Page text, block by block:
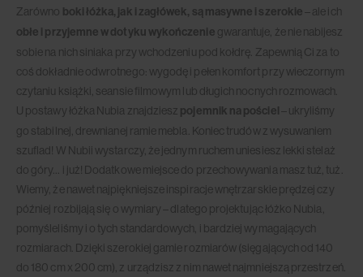
Zarówno boki łóżka, jak i zagłówek, są masywne i szerokie– ale ich
obłe i przyjemne w dotyku wykończenie gwarantuje, że nie nabijesz
sobie na nich siniaka przy wchodzeniu pod kołdrę. Zapewnią Ci za to
coś dokładnie odwrotnego: wygodę i pełen komfort przy wieczornym
czytaniu książki, seansie filmowym lub długich nocnych rozmowach.
U postawy łóżka Nubia znajdziesz pojemnik na pościel– ukryliśmy
go stabilnej, drewnianej ramie mebla. Koniec trudów z wysuwaniem
szuflad! W Nubii wystarczy, że jednym ruchem uniesiesz lekki stelaż
do góry… i już! Dodatkowe miejsce do przechowywania masz tuż, tuż.
Wiemy, że nawet najpiękniejsze inspiracje wnętrzarskie prędzej czy
później rozbijają się o wymiary – dlatego projektując łóżko Nubia,
pomyśleliśmy i o tych standardowych, i bardziej wymagających
rozmiarach. Dzięki szerokiej gamie rozmiarów (sięgających od 140
do 180 cm x 200 cm), z urządzisz z nim nawet najmniejszą przestrzeń.